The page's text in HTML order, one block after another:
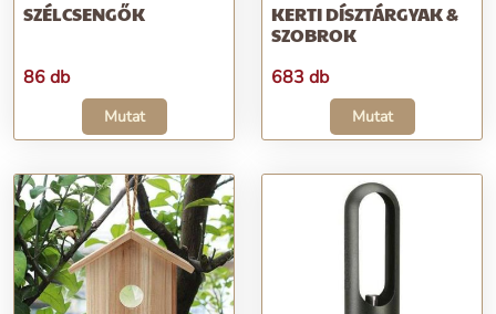
SZÉLCSENGŐK
86 db
Mutat
KERTI DÍSZTÁRGYAK &
SZOBROK
683 db
Mutat